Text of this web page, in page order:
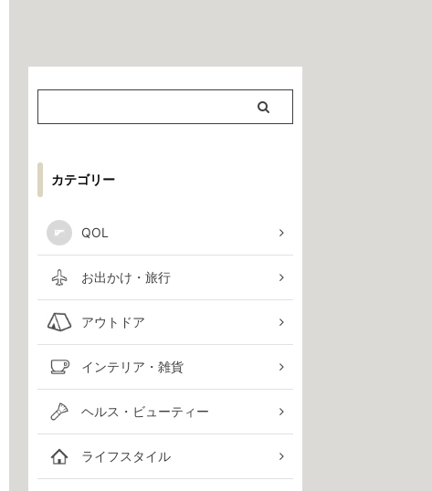
カテゴリー
QOL
お出かけ・旅行
アウトドア
インテリア・雑貨
ヘルス・ビューティー
ライフスタイル